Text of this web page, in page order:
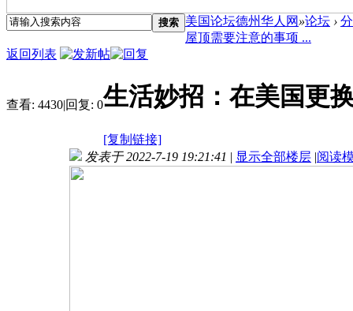
搜索 美国论坛德州华人网 »论坛 ›
屋顶需要注意的事项 ...
返回列表
查看: 4430|回复: 0生活妙招：在美国更
[复制链接]
发表于 2022-7-19 19:21:41 | 显示全部楼层 |阅读